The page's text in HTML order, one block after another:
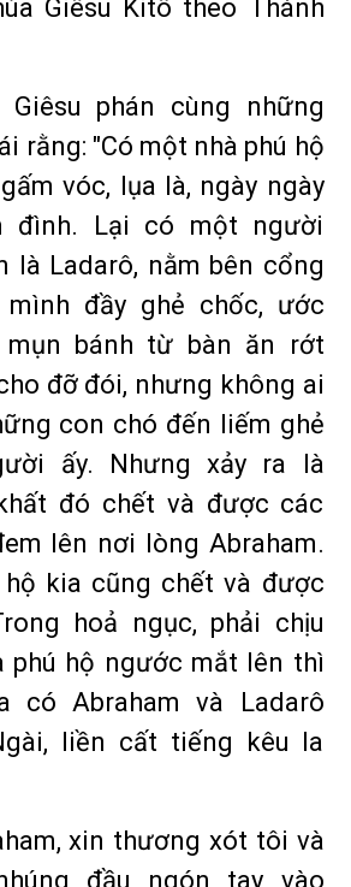
Giêsu Kitô theo Thánh
Giêsu phán cùng những
rằng: "Có một nhà phú hộ
vóc, lụa là, ngày ngày
đình. Lại có một người
là Ladarô, nằm bên cổng
đầy ghẻ chốc, ước
bánh từ bàn ăn rớt
đỡ đói, nhưng không ai
con chó đến liếm ghẻ
ấy. Nhưng xảy ra là
đó chết và được các
lên nơi lòng Abraham.
hộ kia cũng chết và được
hoả ngục, phải chịu
phú hộ ngước mắt lên thì
có Abraham và Ladarô
liền cất tiếng kêu la
xin thương xót tôi và
đầu ngón tay vào